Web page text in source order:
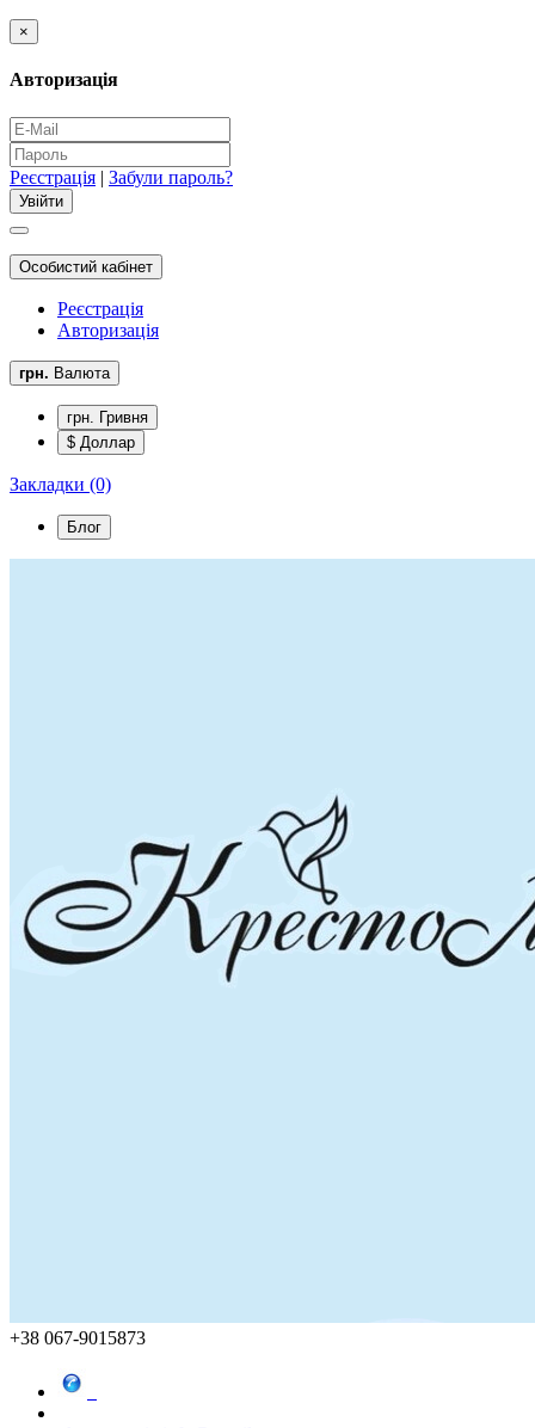
×
Авторизація
Реєстрація | Забули пароль?
Особистий кабінет
Реєстрація
Авторизація
грн. Валюта
грн. Гривня
$ Доллар
Закладки (0)
Блог
+38 067-9015873